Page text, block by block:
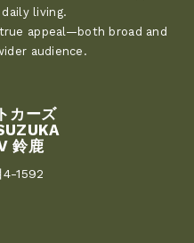
living.
appeal—both broad and
audience.
カーズ
鈴鹿
4-1592